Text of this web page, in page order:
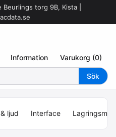
torg 9B, Kista |
Information Varukorg (0)
ljud Interface